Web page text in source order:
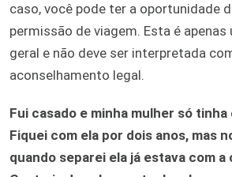
caso, você pode ter a oportunidade
permissão de viagem. Esta é
geral e não deve ser interpretada
aconselhamento legal.
Fui casado e minha mulher só
Fiquei com ela por dois anos, mas
quando separei ela já estava com a